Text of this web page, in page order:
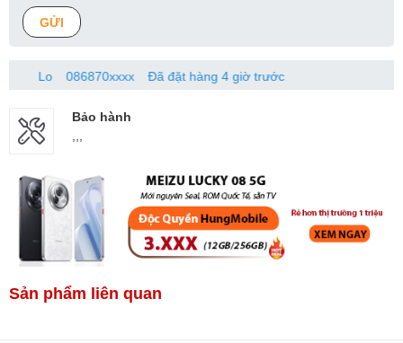
GỬI
086870xxxx Đã đặt hàng 4 giờ trước
Bảo hành
Sản phẩm liên quan